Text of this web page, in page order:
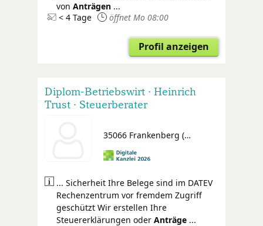
von Anträgen ...
< 4 Tage
öffnet Mo 08:00
Profil anzeigen
Diplom-Betriebswirt · Heinrich
Trust · Steuerberater
35066 Frankenberg (Eder)
... Sicherheit Ihre Belege sind im DATEV
Rechenzentrum vor fremdem Zugriff
geschützt Wir erstellen Ihre
Steuererklärungen oder Anträge ...